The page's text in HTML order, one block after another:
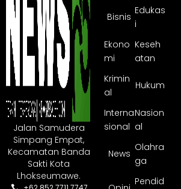
Jalan Samudera
Simpang Empat,
Kecamatan Banda
Sakti Kota
Lhokseumawe.
Bisnis
Edukas
i
Ekono
mi
Keseh
atan
Krimin
al
Hukum
Interna
sional
Nasion
al
News
Olahra
ga
Pendid